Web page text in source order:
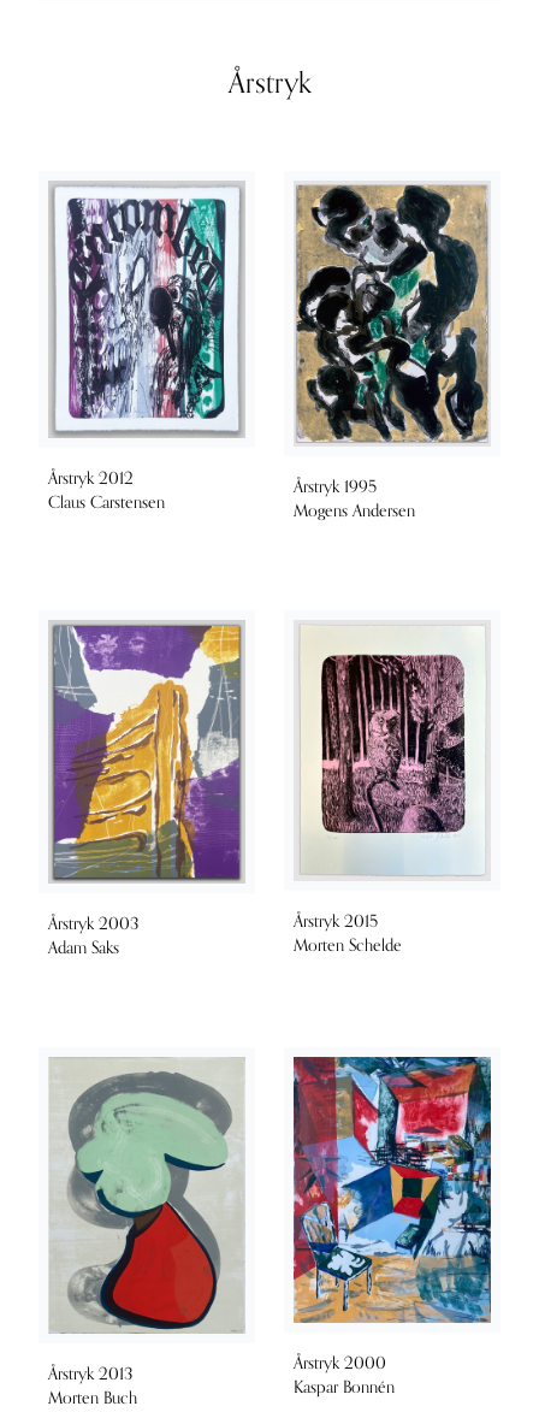
Årstryk
Årstryk 2012
Claus Carstensen
Årstryk 1995
Mogens Andersen
Årstryk 2003
Adam Saks
Årstryk 2015
Morten Schelde
Årstryk 2013
Morten Buch
Årstryk 2000
Kaspar Bonnén